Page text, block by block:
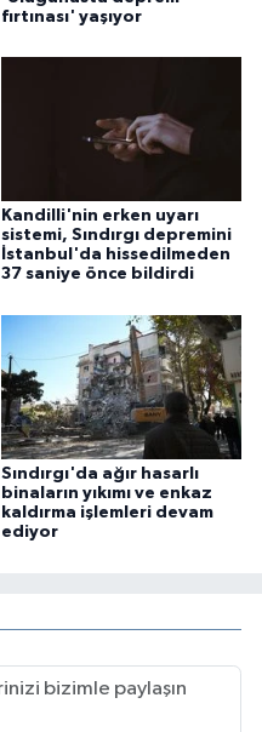
fırtınası' yaşıyor
Kandilli'nin erken uyarı
sistemi, Sındırgı depremini
İstanbul'da hissedilmeden
37 saniye önce bildirdi
Sındırgı'da ağır hasarlı
binaların yıkımı ve enkaz
kaldırma işlemleri devam
ediyor